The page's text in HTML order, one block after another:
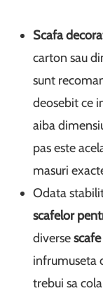
Scafa
carton sau
sunt
deosebit ce
aiba
pas este
masuri
Odata
scafelor
diverse
infrumuseta
trebui sa